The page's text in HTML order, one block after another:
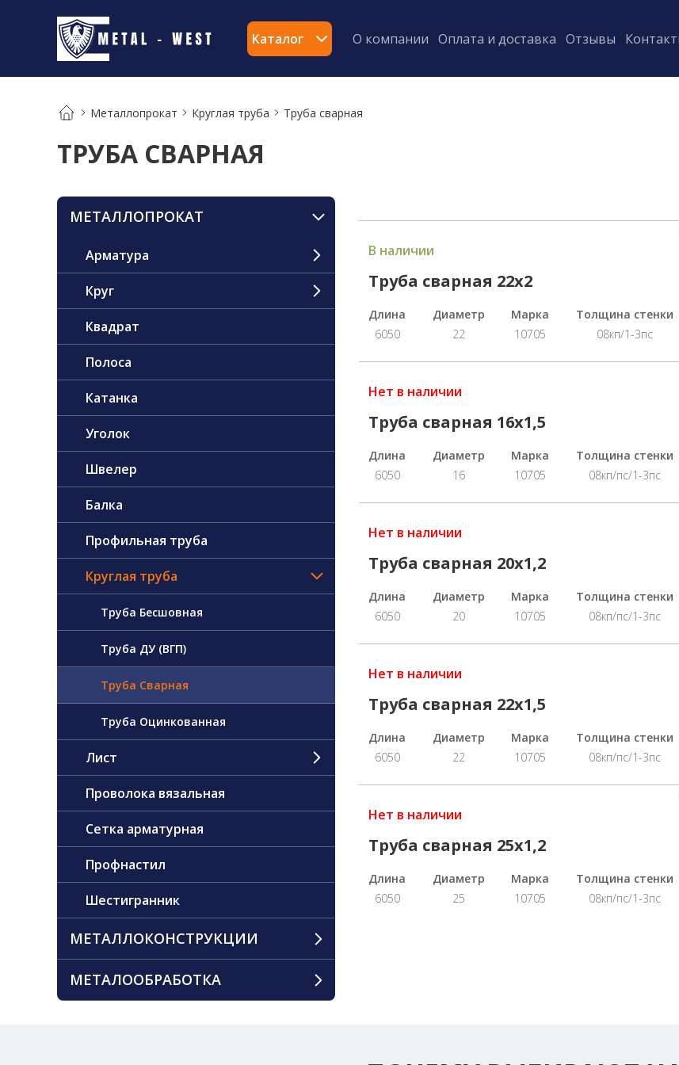
Каталог О компании Оплата и доставка Отзывы
Металлопрокат Круглая труба Труба сварная
ТРУБА СВАРНАЯ
МЕТАЛЛОПРОКАТ
Арматура
Круг
Квадрат
Полоса
Катанка
Уголок
Швелер
Балка
Профильная труба
Круглая труба
Труба Бесшовная
Труба ДУ (ВГП)
Труба Сварная
Труба Оцинкованная
Лист
Проволока вязальная
Сетка арматурная
Профнастил
Шестигранник
МЕТАЛЛОКОНСТРУКЦИИ
МЕТАЛООБРАБОТКА
В наличии
Труба сварная 22х2
Длина
6050
Диаметр
22
Марка
10705
Толщина стенки
08кп/1-3пс
Нет в наличии
Труба сварная 16х1,5
Длина
6050
Диаметр
16
Марка
10705
Толщина стенки
08кп/пс/1-3пс
Нет в наличии
Труба сварная 20х1,2
Длина
6050
Диаметр
20
Марка
10705
Толщина стенки
08кп/пс/1-3пс
Нет в наличии
Труба сварная 22х1,5
Длина
6050
Диаметр
22
Марка
10705
Толщина стенки
08кп/пс/1-3пс
Нет в наличии
Труба сварная 25х1,2
Длина
6050
Диаметр
25
Марка
10705
Толщина стенки
08кп/пс/1-3пс